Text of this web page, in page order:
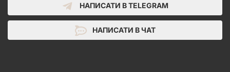
НАПИСАТИ В TELEGRAM
НАПИСАТИ В ЧАТ